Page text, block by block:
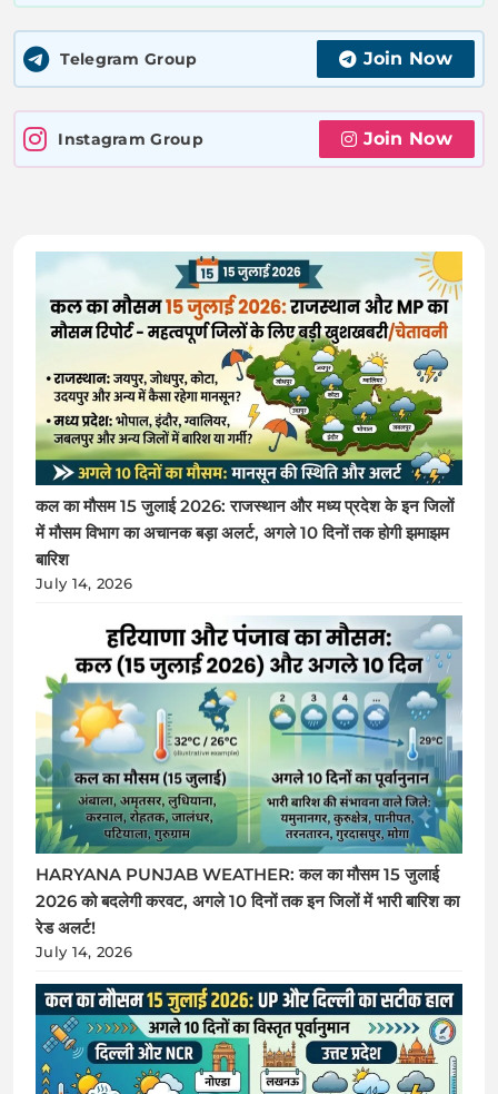
Telegram Group Join Now
Instagram Group Join Now
कल का मौसम 15 जुलाई 2026: राजस्थान और मध्य प्रदेश के इन जिलों
में मौसम विभाग का अचानक बड़ा अलर्ट, अगले 10 दिनों तक होगी झमाझम
बारिश
July 14, 2026
HARYANA PUNJAB WEATHER: कल का मौसम 15 जुलाई
2026 को बदलेगी करवट, अगले 10 दिनों तक इन जिलों में भारी बारिश का
रेड अलर्ट!
July 14, 2026